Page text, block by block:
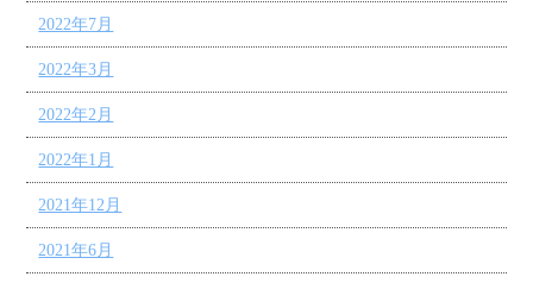
2022年7月
2022年3月
2022年2月
2022年1月
2021年12月
2021年6月